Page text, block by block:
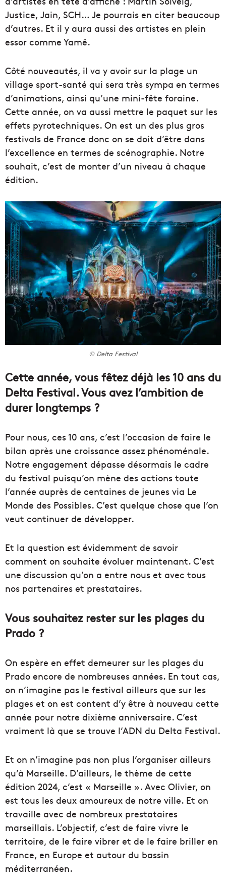
Justice, Jain, SCH… Je pourrais en citer beaucoup
d’autres. Et il y aura aussi des artistes en plein
essor comme Yamê.
Côté nouveautés, il va y avoir sur la plage un
village sport-santé qui sera très sympa en termes
d’animations, ainsi qu’une mini-fête foraine.
Cette année, on va aussi mettre le paquet sur les
effets pyrotechniques. On est un des plus gros
festivals de France donc on se doit d’être dans
l’excellence en termes de scénographie. Notre
souhait, c’est de monter d’un niveau à chaque
édition.
© Delta Festival
Cette année, vous fêtez déjà les 10 ans du
Delta Festival. Vous avez l’ambition de
durer longtemps ?
Pour nous, ces 10 ans, c’est l’occasion de faire le
bilan après une croissance assez phénoménale.
Notre engagement dépasse désormais le cadre
du festival puisqu’on mène des actions toute
l’année auprès de centaines de jeunes via Le
Monde des Possibles. C’est quelque chose que l’on
veut continuer de développer.
Et la question est évidemment de savoir
comment on souhaite évoluer maintenant. C’est
une discussion qu’on a entre nous et avec tous
nos partenaires et prestataires.
Vous souhaitez rester sur les plages du
Prado ?
On espère en effet demeurer sur les plages du
Prado encore de nombreuses années. En tout cas,
on n’imagine pas le festival ailleurs que sur les
plages et on est content d’y être à nouveau cette
année pour notre dixième anniversaire. C’est
vraiment là que se trouve l’ADN du Delta Festival.
Et on n’imagine pas non plus l’organiser ailleurs
qu’à Marseille. D’ailleurs, le thème de cette
édition 2024, c’est « Marseille ». Avec Olivier, on
est tous les deux amoureux de notre ville. Et on
travaille avec de nombreux prestataires
marseillais. L’objectif, c’est de faire vivre le
territoire, de le faire vibrer et de le faire briller en
France, en Europe et autour du bassin
méditerranéen.